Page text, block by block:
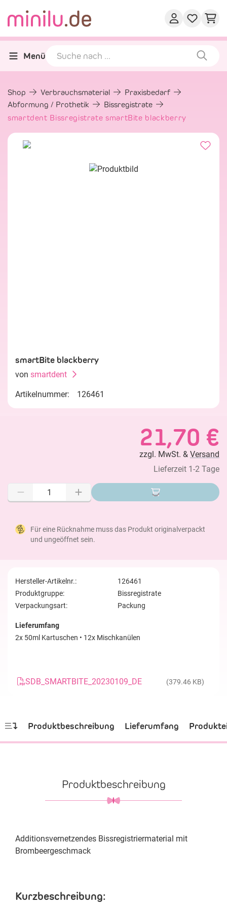
Menü
Shop Verbrauchsmaterial
Praxisbedarf
Abformung / Prothetik
Bissregistrate
smartdent Bissregistrate smartBite blackberry
smartBite blackberry
von smartdent
Artikelnummer: 126461
21,70 €
zzgl. MwSt. & Versand
Lieferzeit 1-2 Tage
Für eine Rücknahme muss das Produkt originalverpackt
und ungeöffnet sein.
Hersteller-Artikelnr.:
126461
Produktgruppe:
Bissregistrate
Verpackungsart:
Packung
Lieferumfang
2x 50ml Kartuschen • 12x Mischkanülen
SDB_SMARTBITE_20230109_DE (379.46 KB)
Produktbeschreibung Lieferumfang
Produktbeschreibung
Additionsvernetzendes Bissregistriermaterial mit
Brombeergeschmack
Kurzbeschreibung: